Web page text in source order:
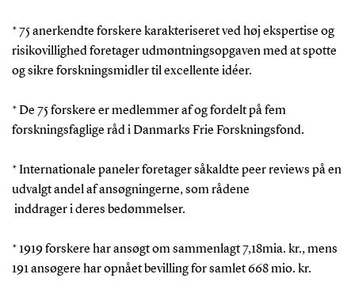
* 75 anerkendte forskere karakteriseret ved høj ekspertise og
risikovillighed foretager udmøntningsopgaven med at spotte
og sikre forskningsmidler til excellente idéer.
* De 75 forskere er medlemmer af og fordelt på fem
forskningsfaglige råd i Danmarks Frie Forskningsfond.
* Internationale paneler foretager såkaldte peer reviews på en
udvalgt andel af ansøgningerne, som rådene
inddrager i deres bedømmelser.
* 1919 forskere har ansøgt om sammenlagt 7,18mia. kr., mens
191 ansøgere har opnået bevilling for samlet 668 mio. kr.